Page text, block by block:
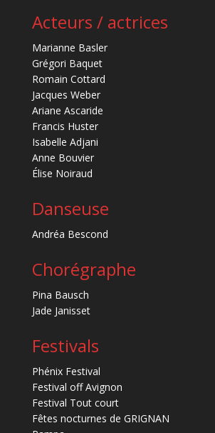
Acteurs / actrices
Marianne Basler
Grégori Baquet
Romain Cottard
Jacques Weber
Ariane Ascaride
Francis Huster
Isabelle Adjani
Anne Bouvier
Élise Noiraud
Danseuse
Andréa Bescond
Chorégraphe
Pina Bausch
Jade Janisset
Festivals
Phénix Festival
Festival off Avignon
Festival Tout court
Fêtes nocturnes de GRIGNAN